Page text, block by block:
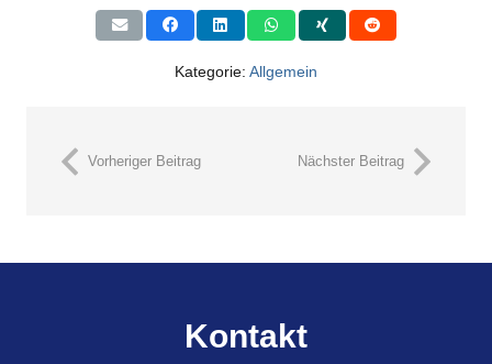
Kategorie: Allgemein
Vorheriger Beitrag Nächster Beitrag
Kontakt